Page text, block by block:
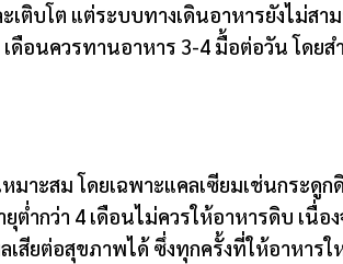
ติบโต แต่ระบบทางเดินอาหารยังไม่สา
อนควรทานอาหาร 3-4 มื้อต่อวัน โดย
มาะสม โดยเฉพาะแคลเซียมเช่นกระดู
ต่ำกว่า 4 เดือนไม่ควรให้อาหารดิบ เนื่
สียต่อสุขภาพได้ ซึ่งทุกครั้งที่ให้อาหาร